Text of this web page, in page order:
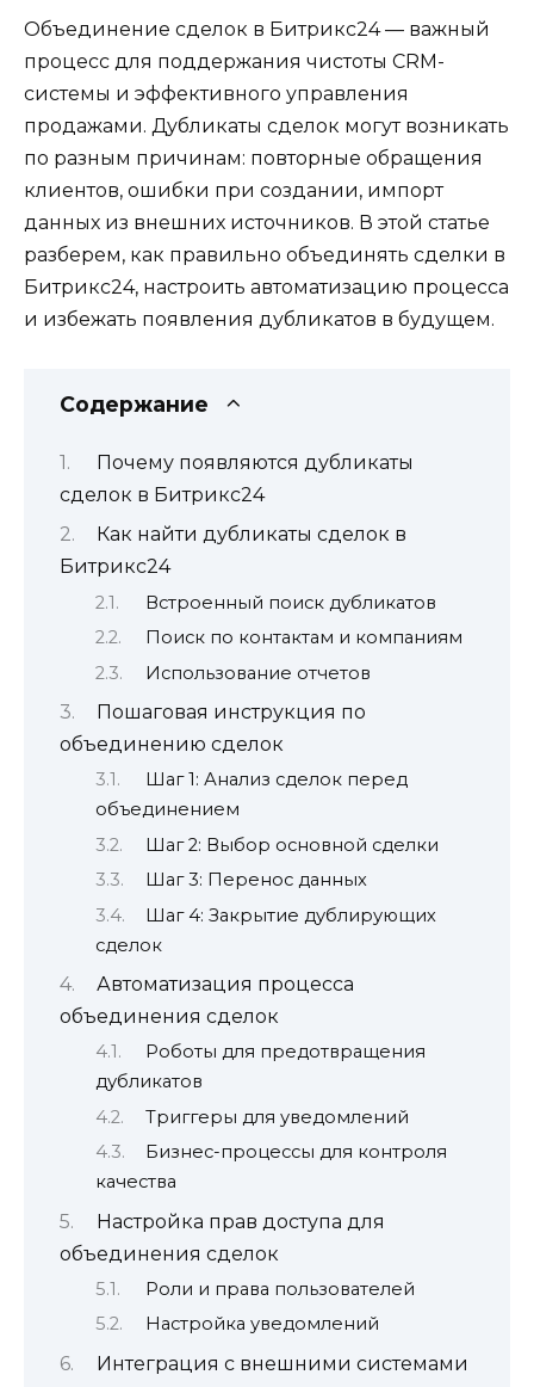
Объединение сделок в Битрикс24 — важный
процесс для поддержания чистоты CRM-
системы и эффективного управления
продажами. Дубликаты сделок могут возникать
по разным причинам: повторные обращения
клиентов, ошибки при создании, импорт
данных из внешних источников. В этой статье
разберем, как правильно объединять сделки в
Битрикс24, настроить автоматизацию процесса
и избежать появления дубликатов в будущем.
Содержание
Почему появляются дубликаты
сделок в Битрикс24
Как найти дубликаты сделок в
Битрикс24
Встроенный поиск дубликатов
Поиск по контактам и компаниям
Использование отчетов
Пошаговая инструкция по
объединению сделок
Шаг 1: Анализ сделок перед
объединением
Шаг 2: Выбор основной сделки
Шаг 3: Перенос данных
Шаг 4: Закрытие дублирующих
сделок
Автоматизация процесса
объединения сделок
Роботы для предотвращения
дубликатов
Триггеры для уведомлений
Бизнес-процессы для контроля
качества
Настройка прав доступа для
объединения сделок
Роли и права пользователей
Настройка уведомлений
Интеграция с внешними системами